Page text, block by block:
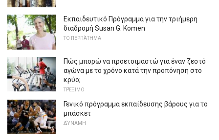
Εκπαιδευτικό Πρόγραμμα για την τριήμερη
διαδρομή Susan G. Komen
ΤΟ ΠΕΡΠΆΤΗΜΑ
Πώς μπορώ να προετοιμαστώ για έναν ζεστό
αγώνα με το χρόνο κατά την προπόνηση στο
κρύο;
ΤΡΈΞΙΜΟ
Γενικό πρόγραμμα εκπαίδευσης βάρους για το
μπάσκετ
ΔΎΝΑΜΗ